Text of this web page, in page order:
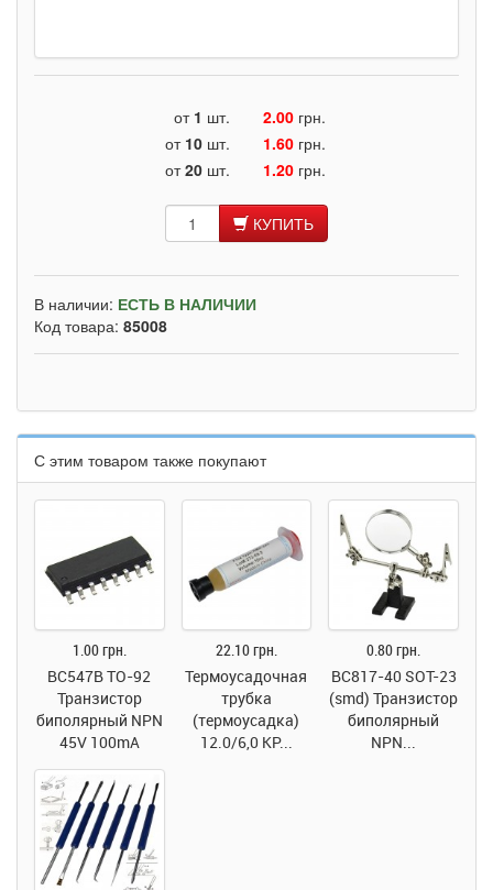
от 1 шт. 2.00 грн.
от 10 шт. 1.60 грн.
от20 шт. 1.20 грн.
КУПИТЬ
В наличии: ЕСТЬ В НАЛИЧИИ
Код товара: 85008
С этим товаром также покупают
1.00 грн.
BC547B TO-92
Транзистор
биполярный NPN
45V 100mA
22.10 грн.
Термоусадочная
трубка
(термоусадка)
12.0/6,0 КР...
0.80 грн.
BC817-40 SOT-23
(smd) Транзистор
биполярный
NPN...